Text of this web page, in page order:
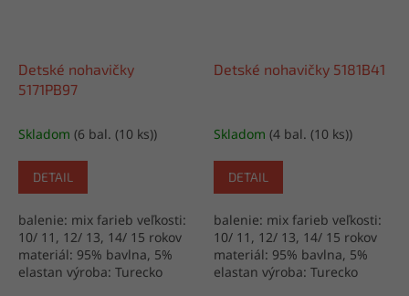
Detské nohavičky
5171PB97
Skladom (6 bal. (10 ks))
DETAIL
balenie: mix farieb veľkosti:
10/ 11, 12/ 13, 14/ 15 rokov
materiál: 95% bavlna, 5%
elastan výroba: Turecko
Detské nohavičky 5181B41
Skladom (4 bal. (10 ks))
DETAIL
balenie: mix farieb veľkosti:
10/ 11, 12/ 13, 14/ 15 rokov
materiál: 95% bavlna, 5%
elastan výroba: Turecko